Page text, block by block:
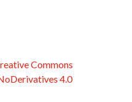
Commons
4.0